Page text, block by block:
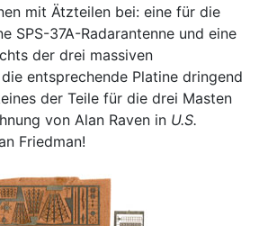
mit Ätzteilen bei: eine für die
SPS-37A-Radarantenne und eine
der drei massiven
entsprechende Platine dringend
der Teile für die drei Masten
von Alan Raven in U.S.
Friedman!